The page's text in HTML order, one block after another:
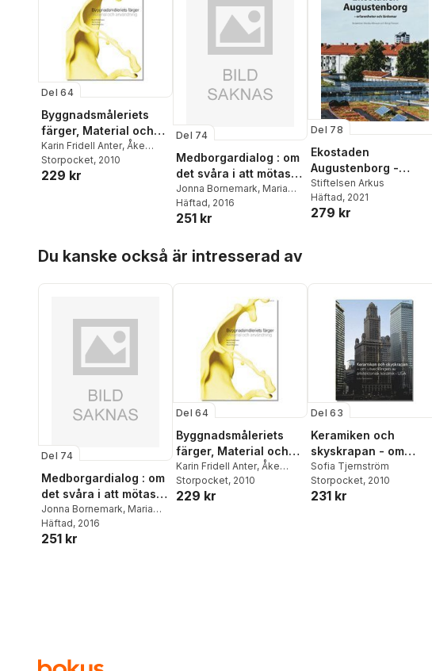
,Stellan
Lundström,Bo Nordlund
Johan Nyström
Persson,Göran Råckle
Söderberg ,Per Sörbom
Lars Tegelberg,Tomas
Vesterlin
Del 64
Byggnadsmåleriets
färger, Material och
användning
Karin Fridell Anter, Åke
Svedmyr,Henrik Wannfors
Storpocket, 2010
229 kr
Del 74
Medborgardialog : om
det svåra i att mötas -
praktikers reflektioner
om ett av demokratins
viktigaste verktyg
Jonna Bornemark, Maria
Borup,Kristina Sandberg
Sarah Degerhammar
Karlsson ,Fredrik Drotte,
Häftad, 2016
251 kr
Del 78
Ekostaden
Augustenborg -
erfarenheter och
lärdomar
Stiftelsen Arkus
Häftad, 2021
279 kr
Du kanske också är intresserad av
Del 74
Medborgardialog : om
det svåra i att mötas -
praktikers reflektioner
om ett av demokratins
viktigaste verktyg
Jonna Bornemark, Maria
Borup,Kristina Sandberg
Sarah Degerhammar
Häftad, 2016
251 kr
Del 64
Byggnadsmåleriets
färger, Material och
användning
Karin Fridell Anter, Åke
Svedmyr,Henrik Wannfors
Storpocket, 2010
229 kr
Del 63
Keramiken och
skyskrapan - om
utvecklingen av
arkitektonisk keramik i
USA
Sofia Tjernström
Storpocket, 2010
231 kr